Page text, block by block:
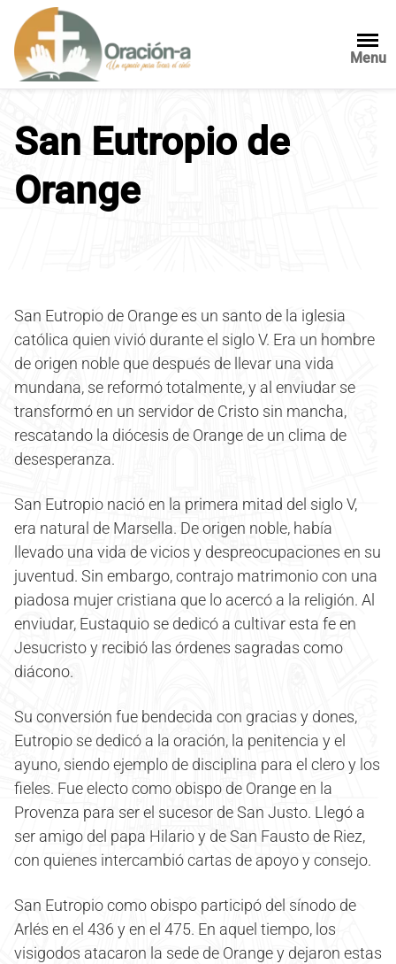
a
Menu
San Eutropio de
Orange
San Eutropio de Orange es un santo de la iglesia
católica quien vivió durante el siglo V. Era un hombre
de origen noble que después de llevar una vida
mundana, se reformó totalmente, y al enviudar se
transformó en un servidor de Cristo sin mancha,
rescatando la diócesis de Orange de un clima de
desesperanza.
San Eutropio nació en la primera mitad del siglo V,
era natural de Marsella. De origen noble, había
llevado una vida de vicios y despreocupaciones en su
juventud. Sin embargo, contrajo matrimonio con una
piadosa mujer cristiana que lo acercó a la religión. Al
enviudar, Eustaquio se dedicó a cultivar esta fe en
Jesucristo y recibió las órdenes sagradas como
diácono.
Su conversión fue bendecida con gracias y dones,
Eutropio se dedicó a la oración, la penitencia y el
ayuno, siendo ejemplo de disciplina para el clero y los
fieles. Fue electo como obispo de Orange en la
Provenza para ser el sucesor de San Justo. Llegó a
ser amigo del papa Hilario y de San Fausto de Riez,
con quienes intercambió cartas de apoyo y consejo.
San Eutropio como obispo participó del sínodo de
Arlés en el 436 y en el 475. En aquel tiempo, los
visigodos atacaron la sede de Orange y dejaron estas